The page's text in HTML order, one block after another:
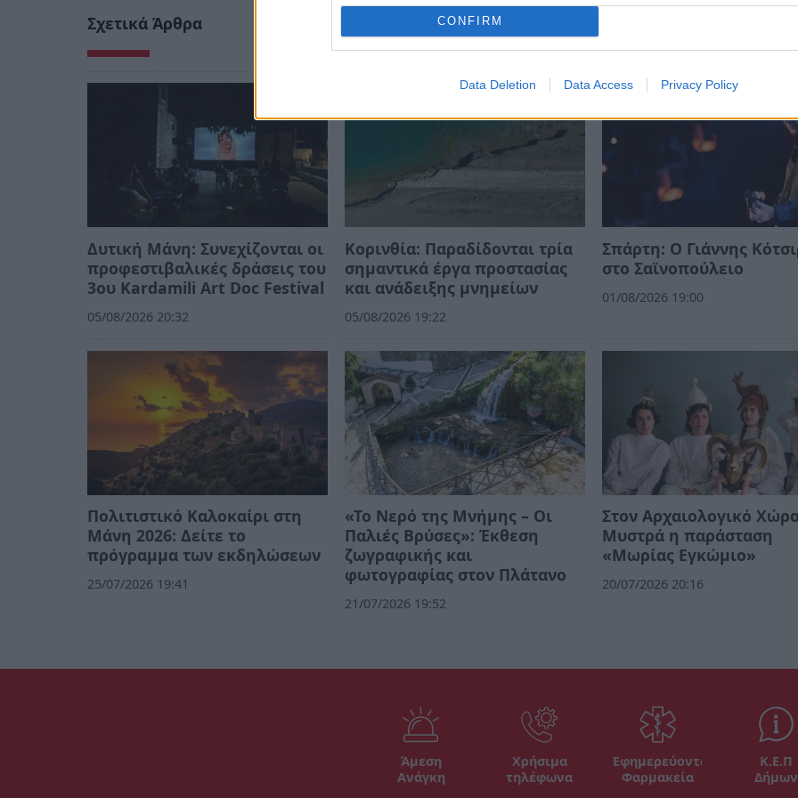
CONFIRM
Data Deletion Data Access Privacy Policy
Σχετικά Άρθρα
Δυτική Μάνη: Συνεχίζονται οι
προφεστιβαλικές δράσεις του
3ου Kardamili Art Doc Festival
05/08/2026 20:32
Κορινθία: Παραδίδονται τρία
σημαντικά έργα προστασίας
και ανάδειξης μνημείων
05/08/2026 19:22
Σπάρτη: Ο Γιάννης
στο Σαϊνοπούλειο
01/08/2026 19:00
Πολιτιστικό Καλοκαίρι στη
Μάνη 2026: Δείτε το
πρόγραμμα των εκδηλώσεων
25/07/2026 19:41
«Το Νερό της Μνήμης – Οι
Παλιές Βρύσες»: Έκθεση
ζωγραφικής και
φωτογραφίας στον Πλάτανο
21/07/2026 19:52
Στον Αρχαιολογικό
Μυστρά η παράσταση
«Μωρίας Εγκώμιο»
20/07/2026 20:16
Άμεση
Ανάγκη
Χρήσιμα
τηλέφωνα
Εφημερεύοντα
Φαρμακεία
Κ.Ε.Π
Δήμων